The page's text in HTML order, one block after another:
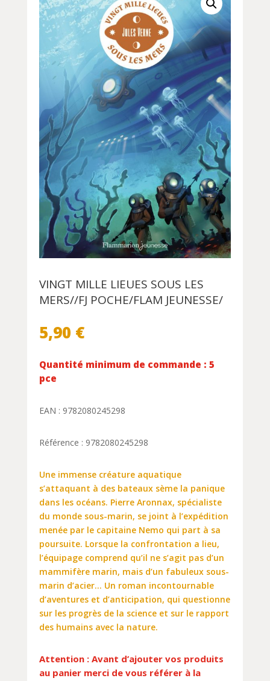
VINGT MILLE LIEUES SOUS LES
MERS//FJ POCHE/FLAM JEUNESSE/
5,90 €
Quantité minimum de commande : 5
pce
EAN : 9782080245298
Référence : 9782080245298
Une immense créature aquatique
s’attaquant à des bateaux sème la panique
dans les océans. Pierre Aronnax, spécialiste
du monde sous-marin, se joint à l’expédition
menée par le capitaine Nemo qui part à sa
poursuite. Lorsque la confrontation a lieu,
l’équipage comprend qu’il ne s’agit pas d’un
mammifère marin, mais d’un fabuleux sous-
marin d’acier… Un roman incontournable
d’aventures et d’anticipation, qui questionne
sur les progrès de la science et sur le rapport
des humains avec la nature.
Attention : Avant d’ajouter vos produits
au panier merci de vous référer à la